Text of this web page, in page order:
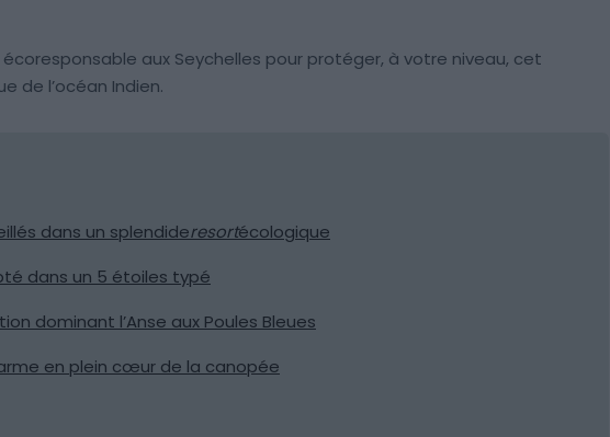
aux Seychelles pour protéger, à votre niveau, cet
de l’océan Indien.
dans un splendideresortécologique
dans un 5 étoiles typé
dominant l’Anse aux Poules Bleues
en plein cœur de la canopée